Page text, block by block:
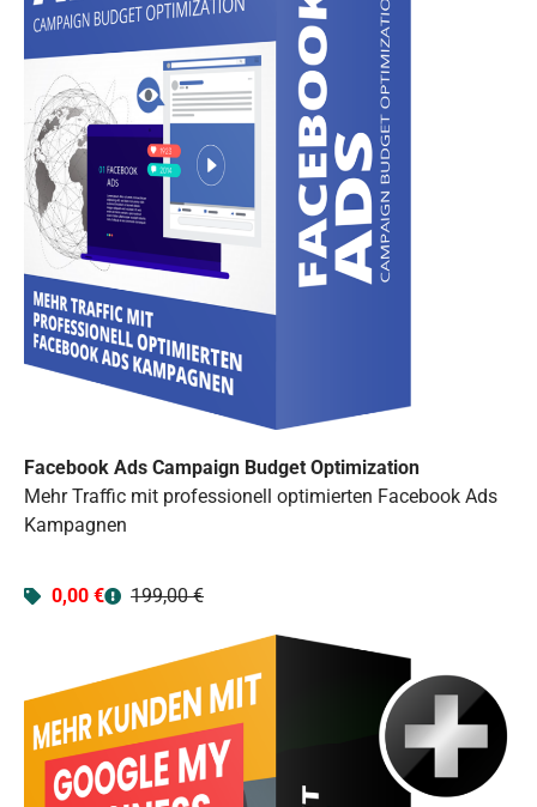
Facebook Ads Campaign Budget Optimization
Mehr Traffic mit professionell optimierten Facebook Ads
Kampagnen
0,00 € 199,00 €